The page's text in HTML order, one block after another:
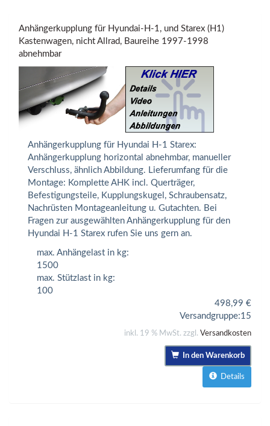
Anhängerkupplung für Hyundai-H-1, und Starex (H1)
Kastenwagen, nicht Allrad, Baureihe 1997-1998
abnehmbar
Anhängerkupplung für Hyundai H-1 Starex:
Anhängerkupplung horizontal abnehmbar, manueller
Verschluss, ähnlich Abbildung. Lieferumfang für die
Montage: Komplette AHK incl. Querträger,
Befestigungsteile, Kupplungskugel, Schraubensatz,
Nachrüsten Montageanleitung u. Gutachten. Bei
Fragen zur ausgewählten Anhängerkupplung für den
Hyundai H-1 Starex rufen Sie uns gern an.
max. Anhängelast in kg:
1500
max. Stützlast in kg:
100
498,99 €
Versandgruppe:15
inkl. 19 % MwSt. zzgl. Versandkosten
In den Warenkorb
Details